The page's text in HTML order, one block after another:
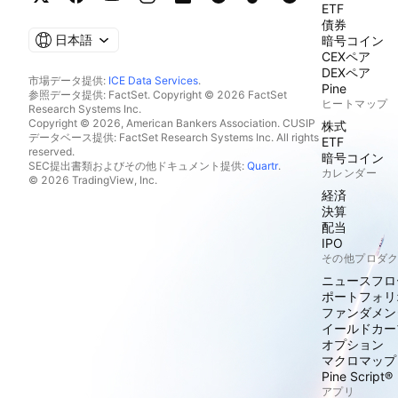
日本語
市場データ提供: ICE Data Services.
参照データ提供: FactSet. Copyright © 2026 FactSet
Research Systems Inc.
Copyright © 2026, American Bankers Association. CUSIP
データベース提供: FactSet Research Systems Inc. All rights
reserved.
SEC提出書類およびその他ドキュメント提供: Quartr.
© 2026 TradingView, Inc.
ETF
債券
暗号コイン
CEXペア
DEXペア
Pine
ヒートマップ
株式
ETF
暗号コイン
カレンダー
経済
決算
配当
IPO
その他プロダ
ニュースフ
ポートフォ
ファンダメ
イールドカ
オプション
マクロマップ
Pine Script®
アプリ